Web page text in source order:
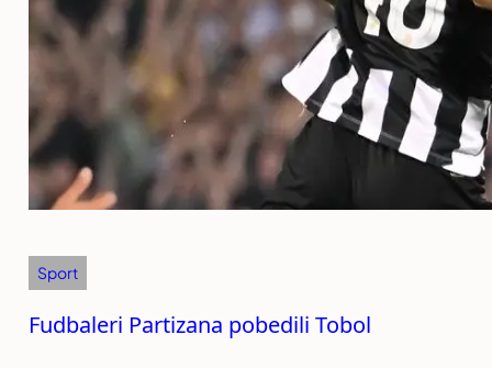
Sport
Fudbaleri Partizana pobedili Tobol